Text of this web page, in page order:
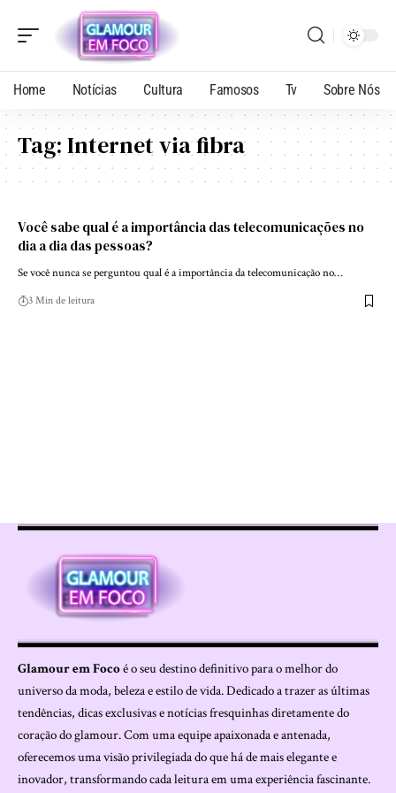
Home Notícias Cultura Famosos Tv Sobre Nós
Tag:Internet via fibra
Você sabe qual é a importância das telecomunicações no
dia a dia das pessoas?
Se você nunca se perguntou qual é a importância da telecomunicação no…
3 Min de leitura
Glamour em Focoé o seu destino definitivo para o melhor do
universo da moda, beleza e estilo de vida. Dedicado a trazer as últimas
tendências, dicas exclusivas e notícias fresquinhas diretamente do
coração do glamour. Com uma equipe apaixonada e antenada,
oferecemos uma visão privilegiada do que há de mais elegante e
inovador, transformando cada leitura em uma experiência fascinante.